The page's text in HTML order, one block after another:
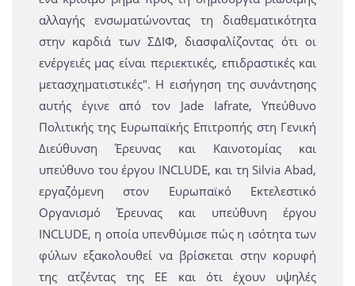
αλλαγής ενσωματώνοντας τη διαθεματικότητα
στην καρδιά των ΣΔΙΦ, διασφαλίζοντας ότι οι
ενέργειές μας είναι περιεκτικές, επιδραστικές και
μετασχηματιστικές". Η εισήγηση της συνάντησης
αυτής έγινε από τον Jade Iafrate, Υπεύθυνο
Πολιτικής της Ευρωπαϊκής Επιτροπής στη Γενική
Διεύθυνση Έρευνας και Καινοτομίας και
υπεύθυνο του έργου INCLUDE, και τη Silvia Abad,
εργαζόμενη στον Ευρωπαϊκό Εκτελεστικό
Οργανισμό Έρευνας και υπεύθυνη έργου
INCLUDE, η οποία υπενθύμισε πώς η ισότητα των
φύλων εξακολουθεί να βρίσκεται στην κορυφή
της ατζέντας της ΕΕ και ότι έχουν υψηλές